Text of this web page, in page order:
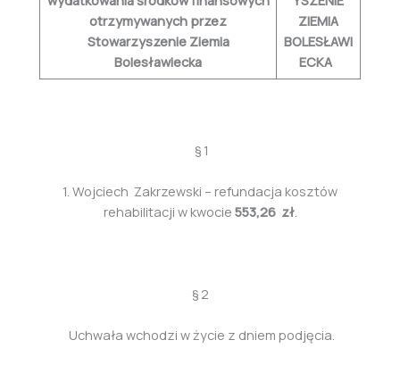
otrzymywanych przez
Stowarzyszenie Ziemia
Bolesławiecka
ZIEMIA
BOLESŁAWI
ECKA
§ 1
1. Wojciech Zakrzewski – refundacja kosztów
rehabilitacji w kwocie 553,26 zł.
§ 2
Uchwała wchodzi w życie z dniem podjęcia.